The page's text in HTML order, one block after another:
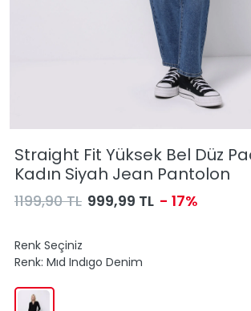
Straight Fit Yüksek Bel Düz
Kadın Siyah Jean Pantolon
1199,90 TL 999,99 TL - 17%
Renk Seçiniz
Renk: Mıd Indıgo Denim